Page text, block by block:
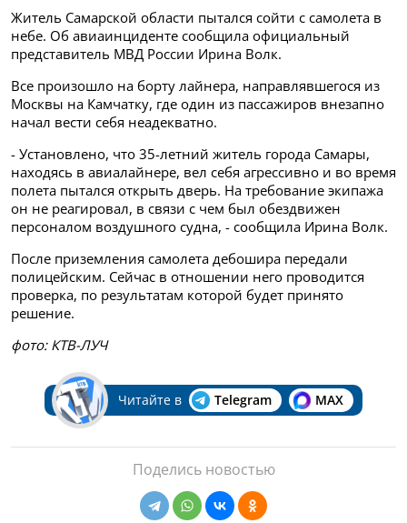
Житель Самарской области пытался сойти с самолета в
небе. Об авиаинциденте сообщила официальный
представитель МВД России Ирина Волк.
Все произошло на борту лайнера, направлявшегося из
Москвы на Камчатку, где один из пассажиров внезапно
начал вести себя неадекватно.
- Установлено, что 35-летний житель города Самары,
находясь в авиалайнере, вел себя агрессивно и во время
полета пытался открыть дверь. На требование экипажа
он не реагировал, в связи с чем был обездвижен
персоналом воздушного судна, - сообщила Ирина Волк.
После приземления самолета дебошира передали
полицейским. Сейчас в отношении него проводится
проверка, по результатам которой будет принято
решение.
фото: КТВ-ЛУЧ
Читайте в Telegram MAX
Поделись новостью